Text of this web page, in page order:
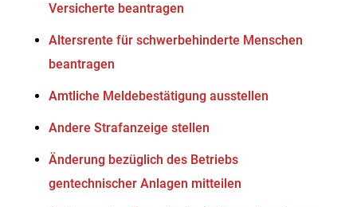
Versicherte beantragen
Altersrente für schwerbehinderte Menschen
beantragen
Amtliche Meldebestätigung ausstellen
Andere Strafanzeige stellen
Änderung bezüglich des Betriebs
gentechnischer Anlagen mitteilen